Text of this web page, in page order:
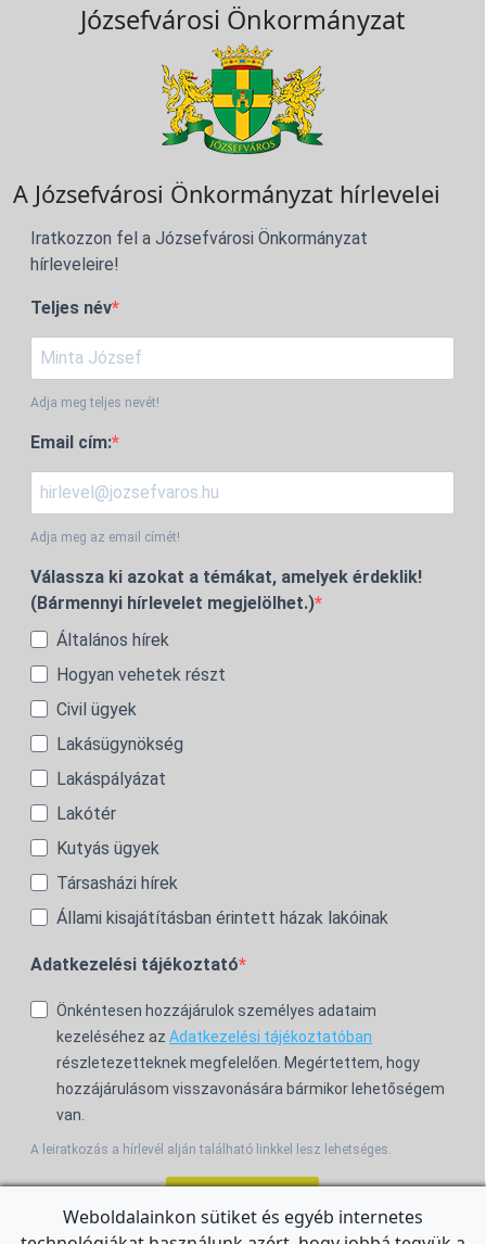
Józsefvárosi Önkormányzat
A Józsefvárosi Önkormányzat hírlevelei
Iratkozzon fel a Józsefvárosi Önkormányzat
hírleveleire!
Teljes név
Adja meg teljes nevét!
Email cím:
Adja meg az email címét!
Válassza ki azokat a témákat, amelyek érdeklik!
(Bármennyi hírlevelet megjelölhet.)
Általános hírek
Hogyan vehetek részt
Civil ügyek
Lakásügynökség
Lakáspályázat
Lakótér
Kutyás ügyek
Társasházi hírek
Állami kisajátításban érintett házak lakóinak
Adatkezelési tájékoztató
Önkéntesen hozzájárulok személyes adataim
kezeléséhez az Adatkezelési tájékoztatóban
részletezetteknek megfelelően. Megértettem, hogy
hozzájárulásom visszavonására bármikor lehetőségem
van.
A leiratkozás a hírlevél alján található linkkel lesz lehetséges.
Weboldalainkon sütiket és egyéb internetes